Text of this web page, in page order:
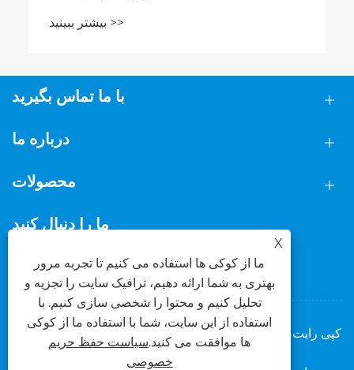
بیشتر ببینید >>
با ما تماس بگیرید
درباره ما
محصولات
ما را دنبال کنید
کپی رایت © 2025 شرکت فناوری فلزی فوشان داسی، آموزشی
X
ما از کوکی ها استفاده می کنیم تا تجربه مرور
بهتری به شما ارائه دهیم، ترافیک سایت را تجزیه و
تحلیل کنیم و محتوا را شخصی سازی کنیم. با
استفاده از این سایت، شما با استفاده ما از کوکی
ها موافقت می کنید.سیاست حفظ حریم
خصوصی